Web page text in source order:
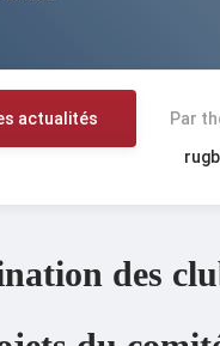
actualités Par
des